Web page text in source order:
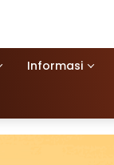
Informasi